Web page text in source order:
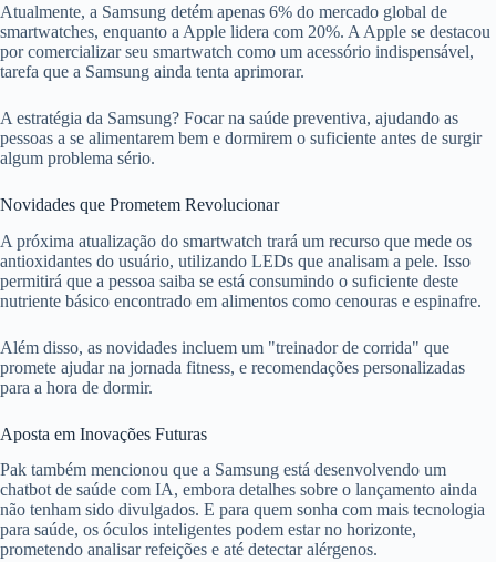
Atualmente, a Samsung detém apenas 6% do mercado global de
smartwatches, enquanto a Apple lidera com 20%. A Apple se destacou
por comercializar seu smartwatch como um acessório indispensável,
tarefa que a Samsung ainda tenta aprimorar.
A estratégia da Samsung? Focar na saúde preventiva, ajudando as
pessoas a se alimentarem bem e dormirem o suficiente antes de surgir
algum problema sério.
Novidades que Prometem Revolucionar
A próxima atualização do smartwatch trará um recurso que mede os
antioxidantes do usuário, utilizando LEDs que analisam a pele. Isso
permitirá que a pessoa saiba se está consumindo o suficiente deste
nutriente básico encontrado em alimentos como cenouras e espinafre.
Além disso, as novidades incluem um "treinador de corrida" que
promete ajudar na jornada fitness, e recomendações personalizadas
para a hora de dormir.
Aposta em Inovações Futuras
Pak também mencionou que a Samsung está desenvolvendo um
chatbot de saúde com IA, embora detalhes sobre o lançamento ainda
não tenham sido divulgados. E para quem sonha com mais tecnologia
para saúde, os óculos inteligentes podem estar no horizonte,
prometendo analisar refeições e até detectar alérgenos.